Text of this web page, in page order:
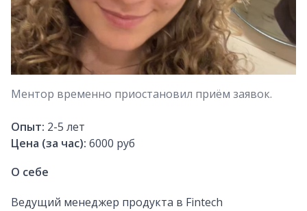
Ментор временно приостановил приём заявок.
Опыт: 2-5 лет
Цена (за час): 6000 руб
О себе
Ведущий менеджер продукта в Fintech